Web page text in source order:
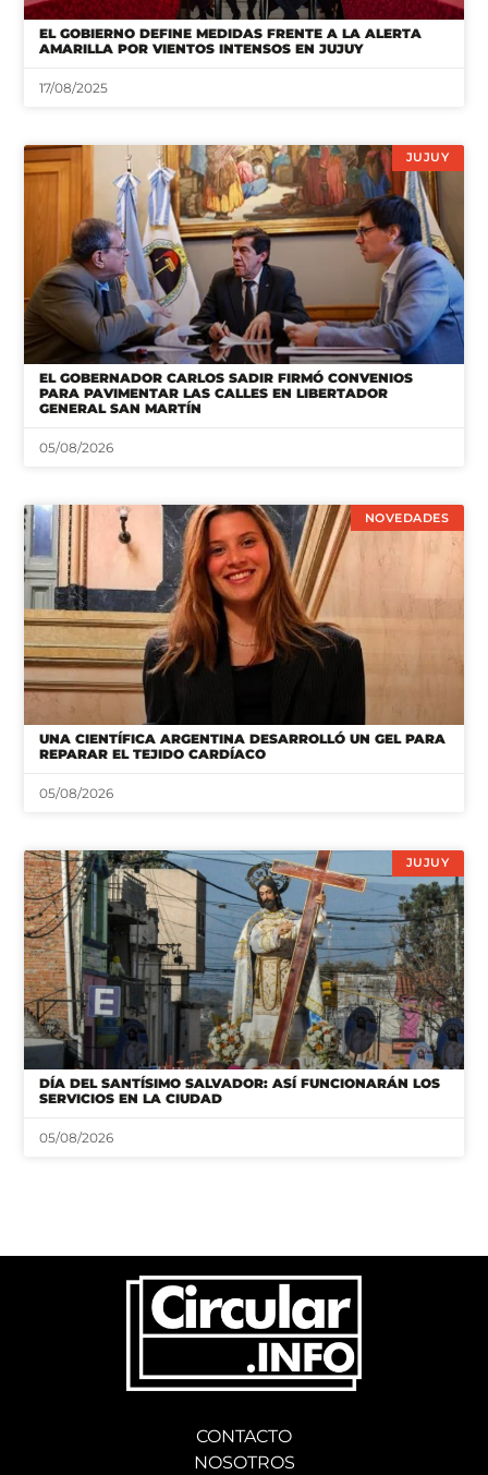
EL GOBIERNO DEFINE MEDIDAS FRENTE A LA ALERTA
AMARILLA POR VIENTOS INTENSOS EN JUJUY
17/08/2025
JUJUY
EL GOBERNADOR CARLOS SADIR FIRMÓ CONVENIOS
PARA PAVIMENTAR LAS CALLES EN LIBERTADOR
GENERAL SAN MARTÍN
05/08/2026
NOVEDADES
UNA CIENTÍFICA ARGENTINA DESARROLLÓ UN GEL PARA
REPARAR EL TEJIDO CARDÍACO
05/08/2026
JUJUY
DÍA DEL SANTÍSIMO SALVADOR: ASÍ FUNCIONARÁN LOS
SERVICIOS EN LA CIUDAD
05/08/2026
CONTACTO
NOSOTROS